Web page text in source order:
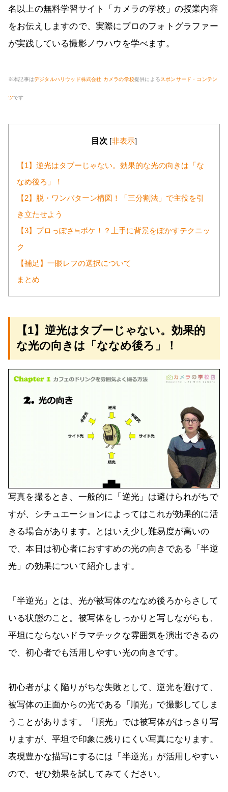
名以上の無料学習サイト「カメラの学校」の授業内容
をお伝えしますので、実際にプロのフォトグラファー
が実践している撮影ノウハウを学べます。
※本記事はデジタルハリウッド株式会社 カメラの学校提供によるスポンサード・コンテン
ツです
目次 [非表示]
【1】逆光はタブーじゃない。効果的な光の向きは「な
なめ後ろ」！
【2】脱・ワンパターン構図！「三分割法」で主役を引
き立たせよう
【3】プロっぽさ≒ボケ！？上手に背景をぼかすテクニッ
ク
【補足】一眼レフの選択について
まとめ
【1】逆光はタブーじゃない。効果的
な光の向きは「ななめ後ろ」！
写真を撮るとき、一般的に「逆光」は避けられがちで
すが、シチュエーションによってはこれが効果的に活
きる場合があります。とはいえ少し難易度が高いの
で、本日は初心者におすすめの光の向きである「半逆
光」の効果について紹介します。
「半逆光」とは、光が被写体のななめ後ろからさして
いる状態のこと。被写体をしっかりと写しながらも、
平坦にならないドラマチックな雰囲気を演出できるの
で、初心者でも活用しやすい光の向きです。
初心者がよく陥りがちな失敗として、逆光を避けて、
被写体の正面からの光である「順光」で撮影してしま
うことがあります。「順光」では被写体がはっきり写
りますが、平坦で印象に残りにくい写真になります。
表現豊かな描写にするには「半逆光」が活用しやすい
ので、ぜひ効果を試してみてください。